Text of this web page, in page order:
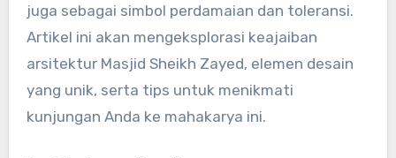
juga sebagai simbol perdamaian dan toleransi.
Artikel ini akan mengeksplorasi keajaiban
arsitektur Masjid Sheikh Zayed, elemen desain
yang unik, serta tips untuk menikmati
kunjungan Anda ke mahakarya ini.